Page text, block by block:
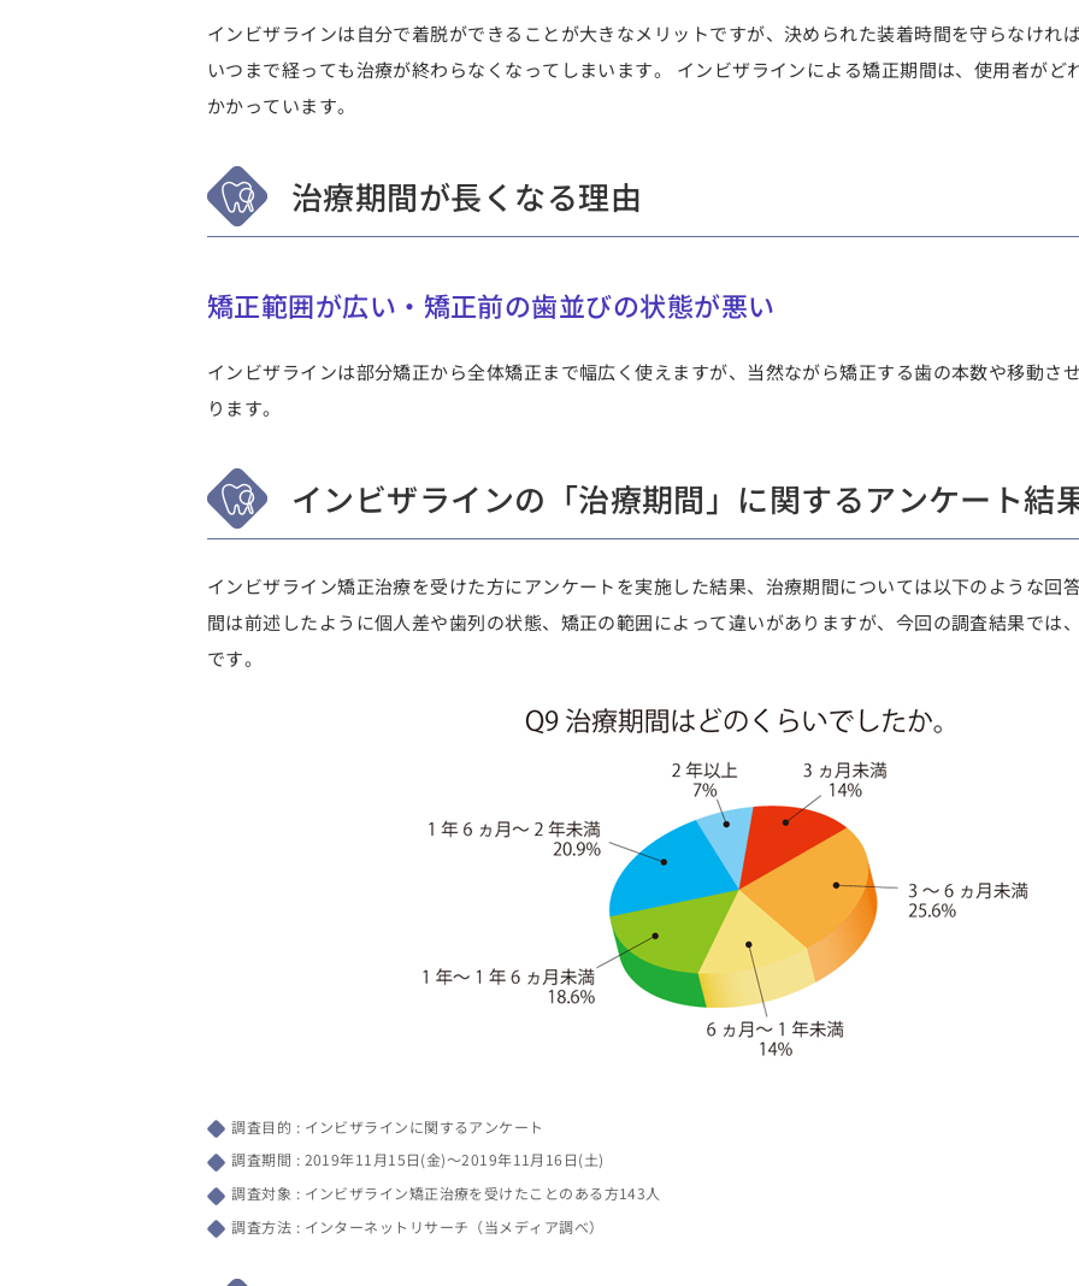
インビザラインは自分で着脱ができることが大きなメリットですが、 決められた装着時間を守らなけれ
いつまで経っても治療が終わらなくなってしまいます。 インビザラインによる矯正期間は、使用者がど
かかっています。
治療期間が長くなる理由
矯正範囲が広い・矯正前の歯並びの状態が悪い
インビザラインは部分矯正から全体矯正まで幅広く使えますが、当然ながら矯正する歯の本数や移動さ
ります。
インビザラインの「治療期間」に関するアンケート結
インビザライン矯正治療を受けた方にアンケートを実施した結果、治療期間については以下のような回
間は前述したように個人差や歯列の状態、矯正の範囲によって違いがありますが、今回の調査結果では
です。
調査目的 : インビザラインに関するアンケート
調査期間 : 2019年11月15日(金)～2019年11月16日(土)
調査対象 : インビザライン矯正治療を受けたことのある方143人
調査方法 : インターネットリサーチ（当メディア調べ）